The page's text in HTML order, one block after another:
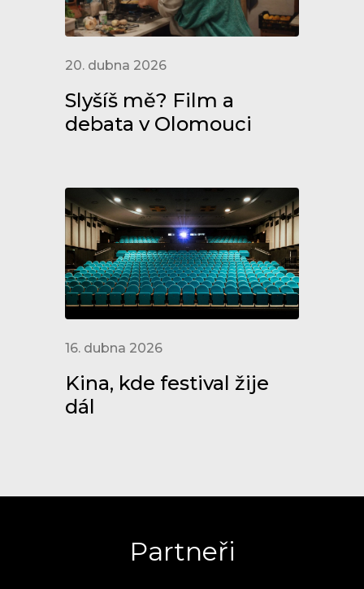
20. dubna 2026
Slyšíš mě? Film a
debata v Olomouci
16. dubna 2026
Kina, kde festival žije
dál
Partneři